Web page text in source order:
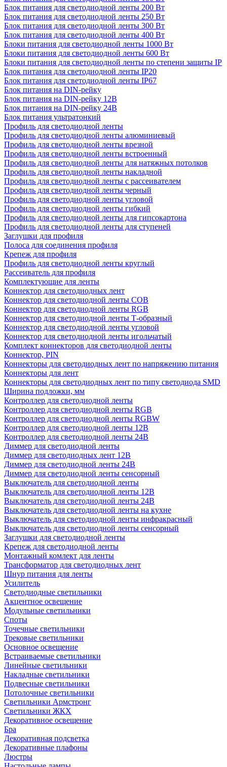
Блок питания для светодиодной ленты 200 Вт
Блок питания для светодиодной ленты 250 Вт
Блок питания для светодиодной ленты 300 Вт
Блок питания для светодиодной ленты 400 Вт
Блоки питания для светодиодной ленты 1000 Вт
Блоки питания для светодиодной ленты 600 Вт
Блоки питания для светодиодной ленты по степени защиты IP
Блок питания для светодиодной ленты IP20
Блок питания для светодиодной ленты IP67
Блок питания на DIN-рейку
Блок питания на DIN-рейку 12В
Блок питания на DIN-рейку 24В
Блок питания ультратонкий
Профиль для светодиодной ленты
Профиль для светодиодной ленты алюминиевый
Профиль для светодиодной ленты врезной
Профиль для светодиодной ленты встроенный
Профиль для светодиодной ленты для натяжных потолков
Профиль для светодиодной ленты накладной
Профиль для светодиодной ленты с рассеивателем
Профиль для светодиодной ленты черный
Профиль для светодиодной ленты угловой
Профиль для светодиодной ленты гибкий
Профиль для светодиодной ленты для гипсокартона
Профиль для светодиодной ленты для ступеней
Заглушки для профиля
Полоса для соединения профиля
Крепеж для профиля
Профиль для светодиодной ленты круглый
Рассеиватель для профиля
Комплектующие для ленты
Коннектор для светодиодных лент
Коннектор для светодиодной ленты COB
Коннектор для светодиодной ленты RGB
Коннектор для светодиодной ленты Т-образный
Коннектор для светодиодной ленты угловой
Коннектор для светодиодной ленты игольчатый
Комплект коннекторов для светодиодной ленты
Коннектор, PIN
Коннекторы для светодиодных лент по напряжению питания
Коннекторы для лент
Коннекторы для светодиодных лент по типу светодиода SMD
Ширина подложки, мм
Контроллер для светодиодной ленты
Контроллер для светодиодной ленты RGB
Контроллер для светодиодной ленты RGBW
Контроллер для светодиодной ленты 12В
Контроллер для светодиодной ленты 24В
Диммер для светодиодной ленты
Диммер для светодиодных лент 12В
Диммер для светодиодной ленты 24В
Диммер для светодиодной ленты сенсорный
Выключатель для светодиодной ленты
Выключатель для светодиодной ленты 12В
Выключатель для светодиодной ленты 24В
Выключатель для светодиодной ленты на кухне
Выключатель для светодиодной ленты инфракрасный
Выключатель для светодиодной ленты сенсорный
Заглушки для светодиодной ленты
Крепеж для светодиодной ленты
Монтажный комлект для ленты
Трансформатор для светодиодных лент
Шнур питания для ленты
Усилитель
Светодиодные светильники
Акцентное освещение
Модульные светильники
Споты
Точечные светильники
Трековые светильники
Основное освещение
Встраиваемые светильники
Линейные светильники
Накладные светильники
Подвесные светильники
Потолочные светильники
Светильники Армстронг
Светильники ЖКХ
Декоративное освещение
Бра
Декоративная подсветка
Декоративные плафоны
Люстры